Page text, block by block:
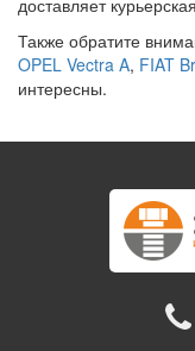
доставляет
Также обратите
OPEL Vectra A, FIAT
интересны.